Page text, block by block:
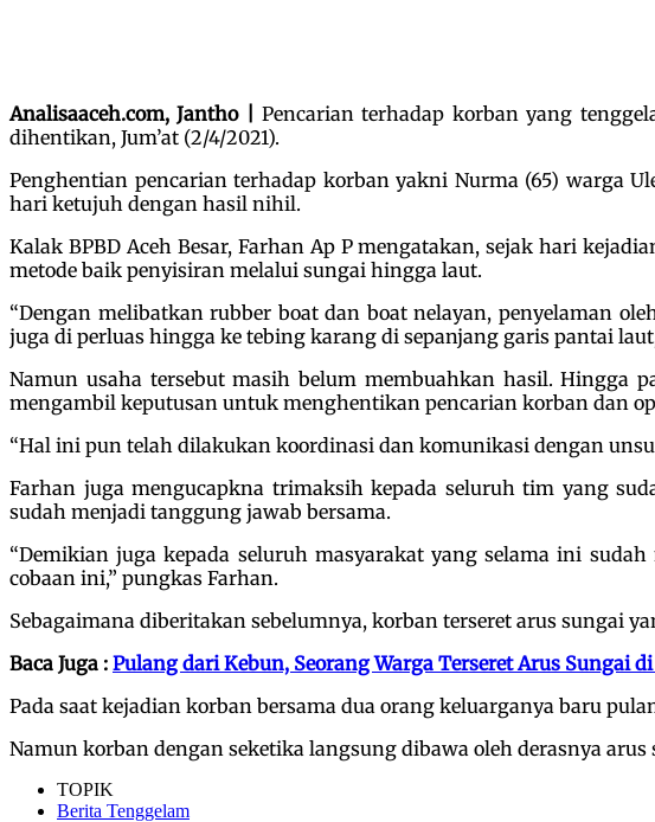
Analisaaceh.com, Jantho |
Pencarian terhadap korban yang
dihentikan, Jum’at (2/4/2021).
Penghentian pencarian terhadap korban yakni Nurma (65) warga
hari ketujuh dengan hasil nihil.
Kalak BPBD Aceh Besar, Farhan Ap P mengatakan, sejak hari
metode baik penyisiran melalui sungai hingga laut.
“Dengan melibatkan rubber boat dan boat nelayan, penyelaman
juga di perluas hingga ke tebing karang di sepanjang garis pantai
Namun usaha tersebut masih belum membuahkan hasil. Hingga
mengambil keputusan untuk menghentikan pencarian korban dan
“Hal ini pun telah dilakukan koordinasi dan komunikasi dengan
Farhan juga mengucapkna trimaksih kepada seluruh tim yang
sudah menjadi tanggung jawab bersama.
“Demikian juga kepada seluruh masyarakat yang selama ini
cobaan ini,” pungkas Farhan.
Sebagaimana diberitakan sebelumnya, korban terseret arus sungai
Baca Juga : Pulang dari Kebun, Seorang Warga Terseret Arus Sungai
Pada saat kejadian korban bersama dua orang keluarganya baru
Namun korban dengan seketika langsung dibawa oleh derasnya arus
TOPIK
Berita Tenggelam